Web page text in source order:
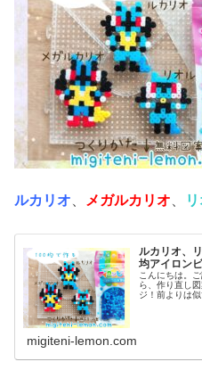
ルカリオ メガルカリオ
ルカリオ、
均アイロン
こんにちは。
ら、作り直し
ジ！前よりは
migiteni-lemon.com